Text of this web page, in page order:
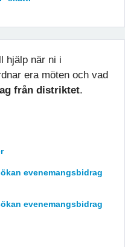
hjälp när ni i
era möten och vad
från distriktet.
evenemangsbidrag
evenemangsbidrag